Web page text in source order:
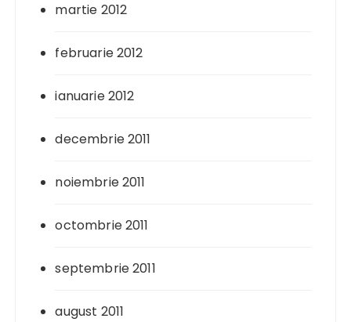
martie 2012
februarie 2012
ianuarie 2012
decembrie 2011
noiembrie 2011
octombrie 2011
septembrie 2011
august 2011